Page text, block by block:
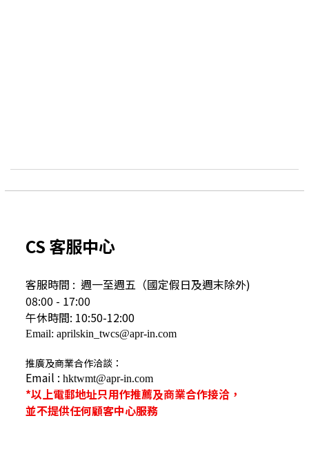
CS 客服中心
客服時間 : 週一至週五（國定假日及週末除外)
08:00 - 17:00
午休時間: 10:50-12:00
Email: aprilskin_twcs@apr-in.com
推廣及商業合作洽談：
Email : hktwmt@apr-in.com
*以上電郵地址只用作推薦及商業合作接洽，
並不提供任何顧客中心服務